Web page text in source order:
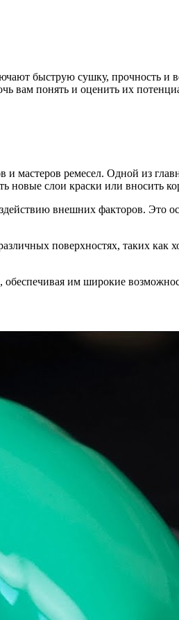
быструю сушку, прочность и
вам понять и оценить их
мастеров ремесел. Одной из
новые слои краски или вносить
внешних факторов. Это
поверхностях, таких как
им широкие